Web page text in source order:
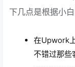
下几点是根据小
在Upwork
不错过那些